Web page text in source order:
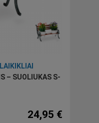
– SUOLIUKAS S-
24,95 €